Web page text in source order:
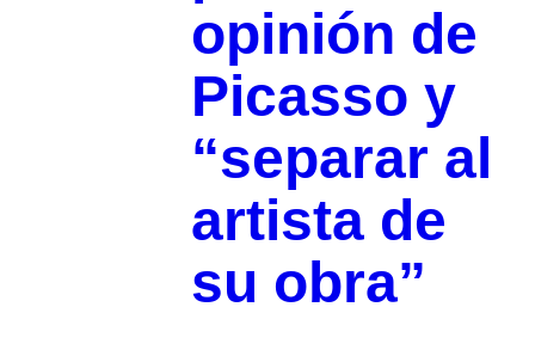
opinión de
Picasso y
“separar al
artista de
su obra”